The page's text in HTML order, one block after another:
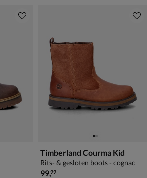
Timberland Courma Kid
Rits- & gesloten boots - cognac
€ 99,99
99,99